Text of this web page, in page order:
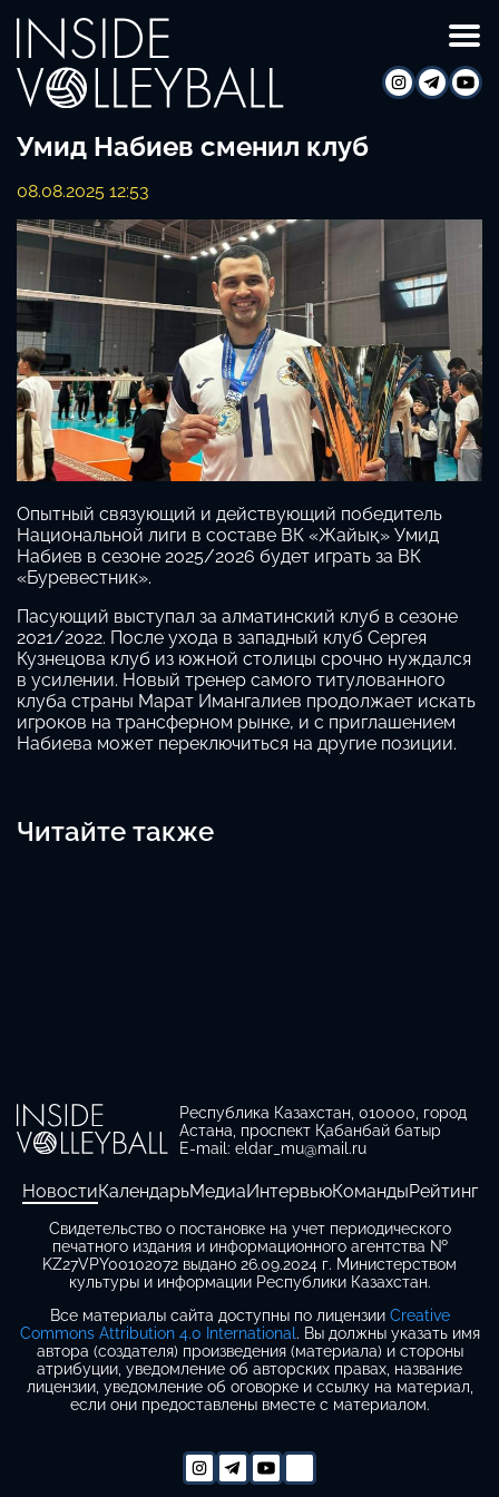
Умид Набиев сменил клуб
08.08.2025 12:53
Опытный связующий и действующий победитель
Национальной лиги в составе ВК «Жайық» Умид
Набиев в сезоне 2025/2026 будет играть за ВК
«Буревестник».
Пасующий выступал за алматинский клуб в сезоне
2021/2022. После ухода в западный клуб Сергея
Кузнецова клуб из южной столицы срочно нуждался
в усилении. Новый тренер самого титулованного
клуба страны Марат Имангалиев продолжает искать
игроков на трансферном рынке, и с приглашением
Набиева может переключиться на другие позиции.
Читайте также
Сборные Казахстана узнали соперников на
Республика Казахстан, 010000, город
Астана, проспект Қабанбай батыр
E-mail: eldar_mu@mail.ru
НовостиКалендарьМедиаИнтервьюКомандыРейтинг
Свидетельство о постановке на учет периодического
печатного издания и информационного агентства №
KZ27VPY00102072 выдано 26.09.2024 г. Министерством
культуры и информации Республики Казахстан.
Все материалы сайта доступны по лицензии Creative
Commons Attribution 4.0 International . Вы должны указать имя
автора (создателя) произведения (материала) и стороны
атрибуции, уведомление об авторских правах, название
лицензии, уведомление об оговорке и ссылку на материал,
если они предоставлены вместе с материалом.